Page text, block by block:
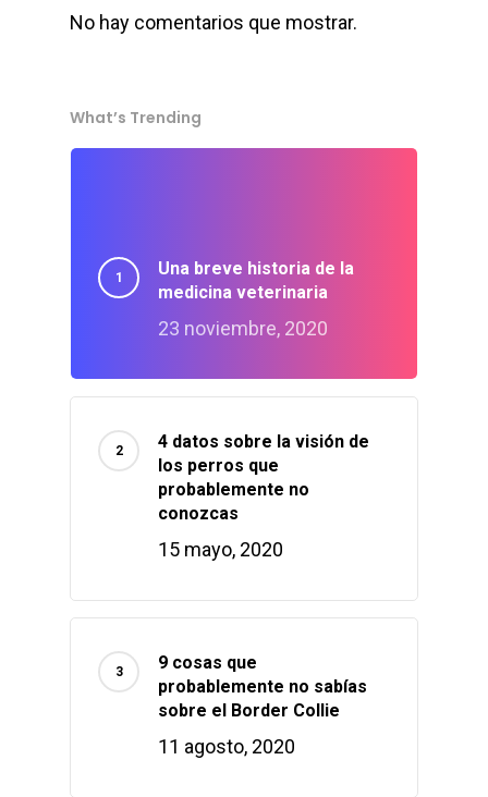
No hay comentarios que mostrar.
What’s Trending
Una breve historia de la
medicina veterinaria
23 noviembre, 2020
4 datos sobre la visión de
los perros que
probablemente no
conozcas
15 mayo, 2020
9 cosas que
probablemente no sabías
sobre el Border Collie
11 agosto, 2020